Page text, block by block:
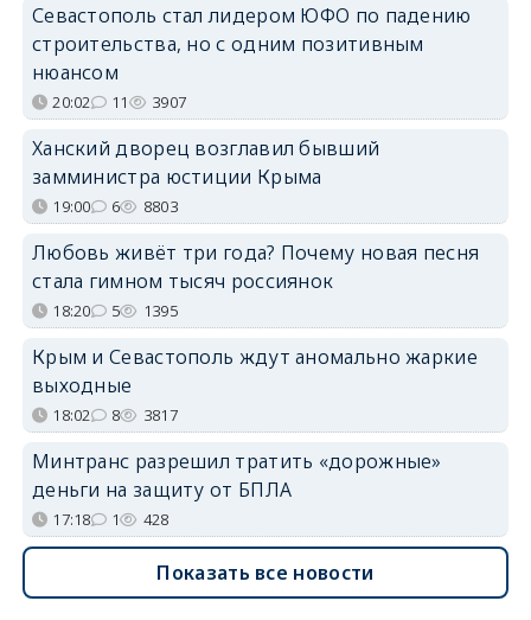
Севастополь стал лидером ЮФО по падению
строительства, но с одним позитивным
нюансом
20:02 11 3907
Ханский дворец возглавил бывший
замминистра юстиции Крыма
19:00 6 8803
Любовь живёт три года? Почему новая песня
стала гимном тысяч россиянок
18:20 5 1395
Крым и Севастополь ждут аномально жаркие
выходные
18:02 8 3817
Минтранс разрешил тратить «дорожные»
деньги на защиту от БПЛА
17:18 1 428
Показать все новости